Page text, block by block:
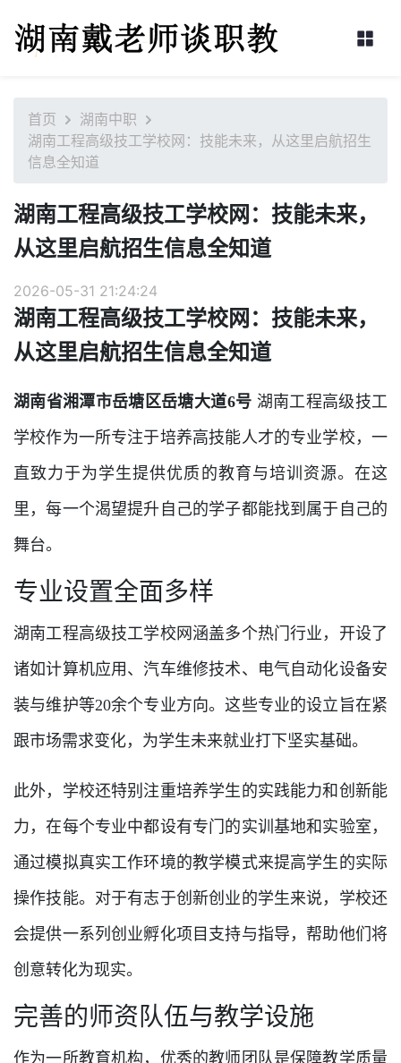
首页
湖南中职
湖南工程高级技工学校网：技能未来，从这里启航招生
信息全知道
湖南工程高级技工学校网：技能未来，
从这里启航招生信息全知道
2026-05-31 21:24:24
湖南工程高级技工学校网：技能未来，
从这里启航招生信息全知道
湖南省湘潭市岳塘区岳塘大道6号 湖南工程高级技工
学校作为一所专注于培养高技能人才的专业学校，一
直致力于为学生提供优质的教育与培训资源。在这
里，每一个渴望提升自己的学子都能找到属于自己的
舞台。
专业设置全面多样
湖南工程高级技工学校网涵盖多个热门行业，开设了
诸如计算机应用、汽车维修技术、电气自动化设备安
装与维护等20余个专业方向。这些专业的设立旨在紧
跟市场需求变化，为学生未来就业打下坚实基础。
此外，学校还特别注重培养学生的实践能力和创新能
力，在每个专业中都设有专门的实训基地和实验室，
通过模拟真实工作环境的教学模式来提高学生的实际
操作技能。对于有志于创新创业的学生来说，学校还
会提供一系列创业孵化项目支持与指导，帮助他们将
创意转化为现实。
完善的师资队伍与教学设施
作为一所教育机构，优秀的教师团队是保障教学质量